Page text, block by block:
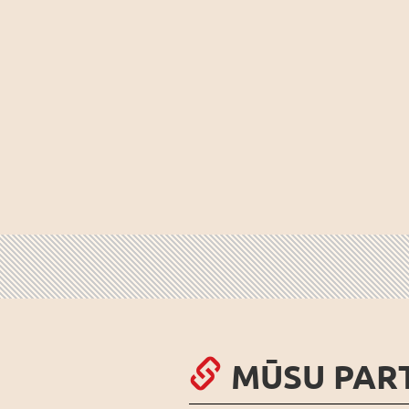
MŪSU